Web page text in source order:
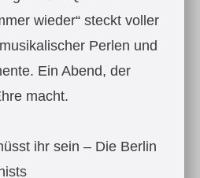
wieder“ steckt voller
Perlen und
Ein Abend, der
macht.
ihr sein – Die Berlin